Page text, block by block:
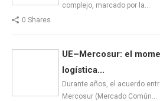
complejo, marcado por la…
0 Shares
UE–Mercosur: el
logística...
Durante años, el acuerdo
Mercosur (Mercado Común…